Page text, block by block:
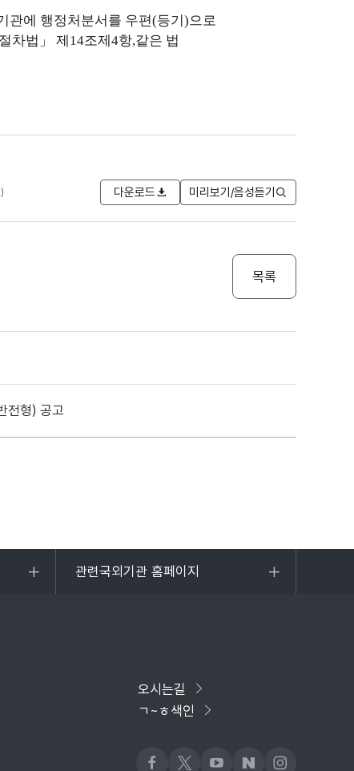
관에 행정처분서를 우편(등기)으로
차법 」 제 14조제4항,같은 법
다운로드 미리보기/음성듣기
목록
전형) 공고
관련국외기관 홈페이지
목록
오시는길
ㄱ~ㅎ색인
페이스북
x 유튜브네이버블로그
인스타그램